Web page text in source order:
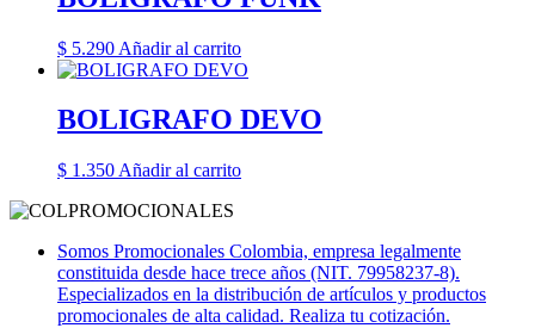
$ 5.290 Añadir al carrito
BOLIGRAFO DEVO
$ 1.350 Añadir al carrito
Somos Promocionales Colombia, empresa legalmente
constituida desde hace trece años (NIT. 79958237-8).
Especializados en la distribución de artículos y productos
promocionales de alta calidad. Realiza tu cotización.